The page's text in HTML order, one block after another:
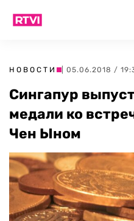
НОВОСТИ | 05.06.2018 /
Сингапур
медали ко
Чен Ыном